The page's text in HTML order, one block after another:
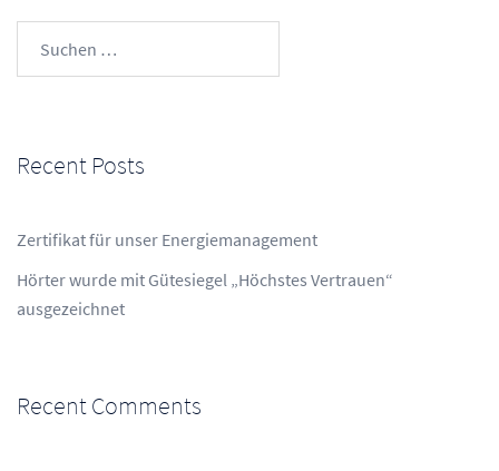
nach:
Recent Posts
Zertifikat für unser Energiemanagement
Hörter wurde mit Gütesiegel „Höchstes Vertrauen“
ausgezeichnet
Recent Comments